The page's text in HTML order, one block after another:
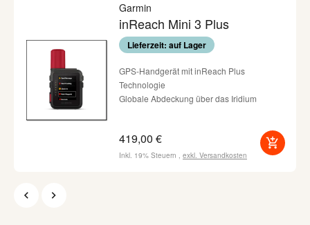
Garmin
inReach Mini 3 Plus
Lieferzeit: auf Lager
GPS-Handgerät mit inReach Plus
Technologie
Globale Abdeckung über das Iridium
(Garmin Response - Abo erforderlich)
Robustes Design und hochauflösendes
419,00 €
Inkl. 19% Steuern , exkl. Versandkosten